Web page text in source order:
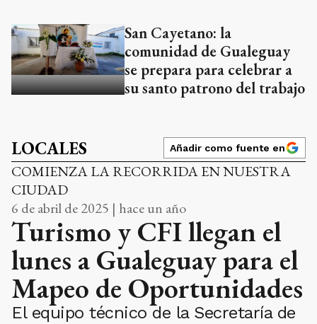
San Cayetano: la
comunidad de Gualeguay
se prepara para celebrar a
su santo patrono del trabajo
LOCALES Añadir como fuente en
COMIENZA LA RECORRIDA EN NUESTRA
CIUDAD
6 de abril de 2025 | hace un año
Turismo y CFI llegan el
lunes a Gualeguay para el
Mapeo de Oportunidades
El equipo técnico de la Secretaría de